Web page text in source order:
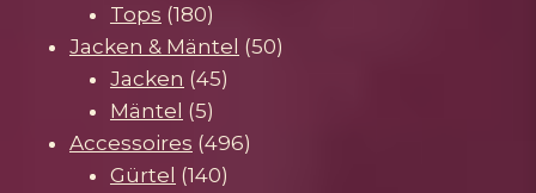
Tops 180180
Produkte
Jacken & Mäntel 5050
Jacken 4545
Mäntel 55
Produkte
Accessoires 496496
Gürtel 140140